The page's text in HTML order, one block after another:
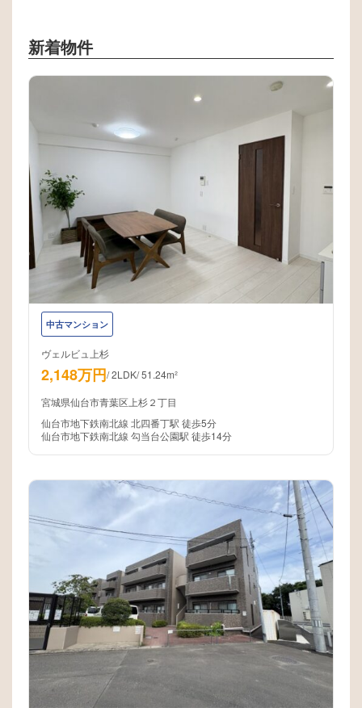
新着物件
中古マンション
ヴェルビュ上杉
2,148万円/2LDK/51.24m²
宮城県仙台市青葉区上杉２丁目
仙台市地下鉄南北線 北四番丁駅 徒歩5分
仙台市地下鉄南北線 勾当台公園駅 徒歩14分